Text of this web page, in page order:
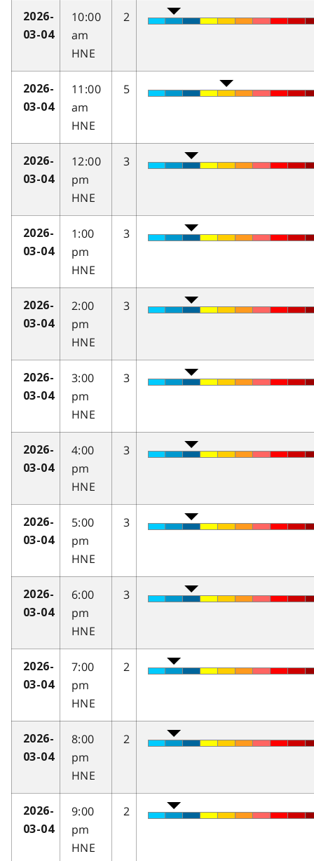
2026-
03-04
10:00
am
HNE
2
2026-
03-04
11:00
am
HNE
5
2026-
03-04
12:00
pm
HNE
3
2026-
03-04
1:00
pm
HNE
3
2026-
03-04
2:00
pm
HNE
3
2026-
03-04
3:00
pm
HNE
3
2026-
03-04
4:00
pm
HNE
3
2026-
03-04
5:00
pm
HNE
3
2026-
03-04
6:00
pm
HNE
3
2026-
03-04
7:00
pm
HNE
2
2026-
03-04
8:00
pm
HNE
2
2026-
03-04
9:00
pm
HNE
2